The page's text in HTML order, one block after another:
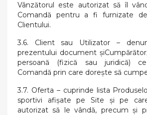
Vânzătorul este autorizat să îl
Comandă pentru a fi furnizate
Clientului.
3.6. Client sau Utilizator –
prezentului document
persoană (fizică sau juridică)
Comandă prin care doreşte să
3.7. Oferta – cuprinde lista
sportivi afişate pe Site şi pe
autorizat să le vândă, precum și